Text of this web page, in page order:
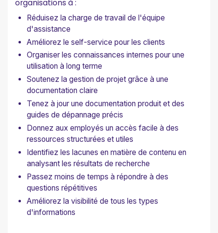
organisations à :
Réduisez la charge de travail de l'équipe
d'assistance
Améliorez le self-service pour les clients
Organiser les connaissances internes pour une
utilisation à long terme
Soutenez la gestion de projet grâce à une
documentation claire
Tenez à jour une documentation produit et des
guides de dépannage précis
Donnez aux employés un accès facile à des
ressources structurées et utiles
Identifiez les lacunes en matière de contenu en
analysant les résultats de recherche
Passez moins de temps à répondre à des
questions répétitives
Améliorez la visibilité de tous les types
d'informations